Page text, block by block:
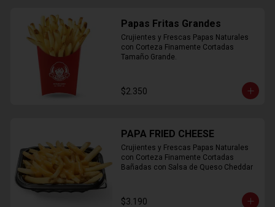
Papas Fritas Grandes
Crujientes y Frescas Papas Naturales
con Corteza Finamente Cortadas
Tamaño Grande.
$2.350
PAPA FRIED CHEESE
Crujientes y Frescas Papas Naturales
con Corteza Finamente Cortadas
Bañadas con Salsa de Queso Cheddar
$3.190